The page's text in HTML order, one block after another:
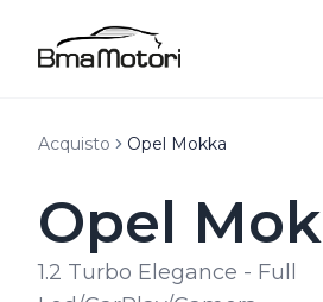
Acquisto Opel Mokka
Opel
1.2 Turbo Elegance - Full